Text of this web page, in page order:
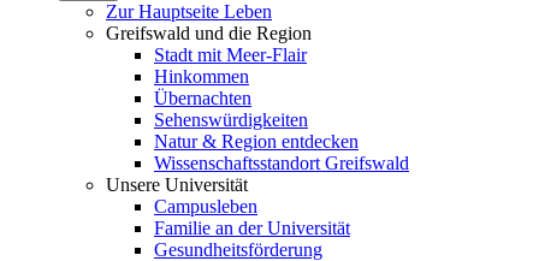
Zur Hauptseite Leben
Greifswald und die Region
Stadt mit Meer-Flair
Hinkommen
Übernachten
Sehenswürdigkeiten
Natur & Region entdecken
Wissenschaftsstandort Greifswald
Unsere Universität
Campusleben
Familie an der Universität
Gesundheitsförderung